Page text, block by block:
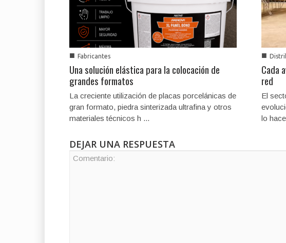
■ Fabricantes
Una solución elástica para la colocación de
grandes formatos
La creciente utilización de placas porcelánicas de
gran formato, piedra sinterizada ultrafina y otros
materiales técnicos h ...
■
Cada
red
El
lo
DEJAR UNA RESPUESTA